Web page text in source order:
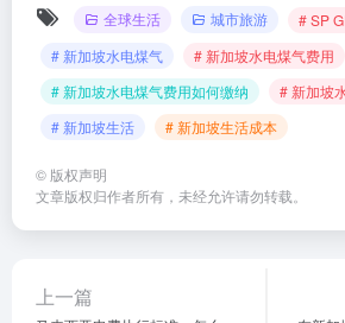
全球生活 城市旅游 # SP
# 新加坡水电煤气
# 新加坡水电煤气费用
# 新加坡水电煤气费用如何缴纳
# 新加坡
# 新加坡生活
# 新加坡生活成本
© 版权声明
文章版权归作者所有，未经允许请勿转载。
上一篇